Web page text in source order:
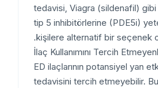
tedavisi, Viagra
tip 5 inhibitörlerine
kişilere alternatif bir
İlaç Kullanımını Tercih
ED ilaçlarının potansiyel
tedavisini tercih